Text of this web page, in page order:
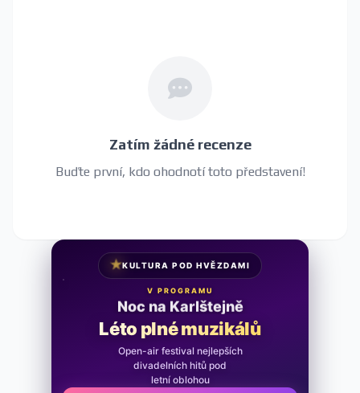
Zatím žádné recenze
Buďte první, kdo ohodnotí toto představení!
★KULTURA POD HVĚZDAMI
V PROGRAMU
Noc na Karlštejně
Léto plné muzikálů
Open-air festival nejlepších
divadelních hitů pod
letní oblohou